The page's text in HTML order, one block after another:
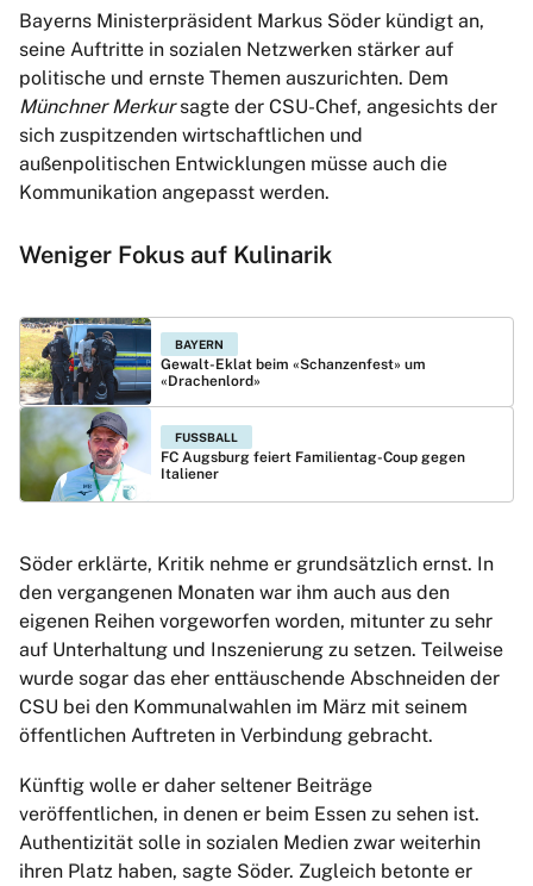
Bayerns Ministerpräsident Markus Söder kündigt an,
seine Auftritte in sozialen Netzwerken stärker auf
politische und ernste Themen auszurichten. Dem
Münchner Merkursagte der CSU-Chef, angesichts der
sich zuspitzenden wirtschaftlichen und
außenpolitischen Entwicklungen müsse auch die
Kommunikation angepasst werden.
Weniger Fokus auf Kulinarik
BAYERN
Gewalt-Eklat beim «Schanzenfest» um
«Drachenlord»
FUSSBALL
FC Augsburg feiert Familientag-Coup gegen
Italiener
Söder erklärte, Kritik nehme er grundsätzlich ernst. In
den vergangenen Monaten war ihm auch aus den
eigenen Reihen vorgeworfen worden, mitunter zu sehr
auf Unterhaltung und Inszenierung zu setzen. Teilweise
wurde sogar das eher enttäuschende Abschneiden der
CSU bei den Kommunalwahlen im März mit seinem
öffentlichen Auftreten in Verbindung gebracht.
Künftig wolle er daher seltener Beiträge
veröffentlichen, in denen er beim Essen zu sehen ist.
Authentizität solle in sozialen Medien zwar weiterhin
ihren Platz haben, sagte Söder. Zugleich betonte er